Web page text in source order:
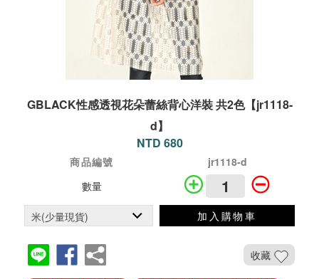
GBLACK性感透視花朵蕾絲背心洋裝 共2色【jr1118-
d】
NTD 680
商品編號
jr1118-d
數量
加入購物車
收藏